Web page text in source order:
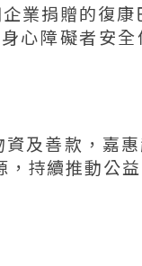
業捐贈的復康
心障礙者安
及善款，嘉
持續推動公益